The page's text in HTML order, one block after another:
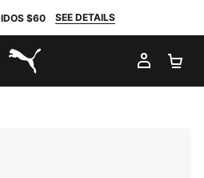
$60 SEE DETAILS
PUMA.com
MI